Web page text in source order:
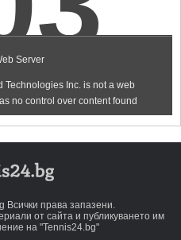
Всички права запазени.
от сайта и публикуването им
на "Tennis24.bg"